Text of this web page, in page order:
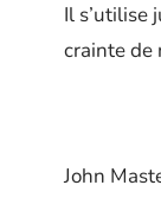
Il s’utilise
crainte de
John